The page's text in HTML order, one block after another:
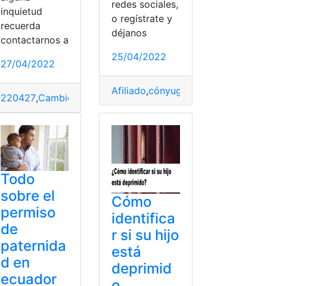
neonatóloga
inquietud
recuerda
contactarnos a
27/04/2022
220427,Cambios Hijo - Hija,realizar
redes sociales,
o regístrate y
déjanos
25/04/2022
Afiliado,cónyuge
Todo
sobre el
permiso
de
paternida
d en
ecuador
Cómo
identifica
r si su hijo
está
deprimid